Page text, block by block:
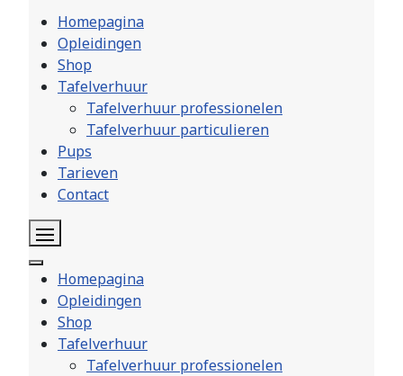
Homepagina
Opleidingen
Shop
Tafelverhuur
Tafelverhuur professionelen
Tafelverhuur particulieren
Pups
Tarieven
Contact
Homepagina
Opleidingen
Shop
Tafelverhuur
Tafelverhuur professionelen